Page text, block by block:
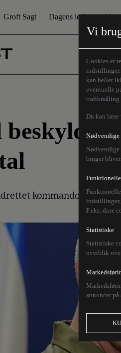
Vi
Cookies er
indstillinger.
kan heller
eventuelle
trafikmåling
Du kan
Nødvendige
Nødvendige
bruger
Funktionelle
indstillinger,
F.eks. dine
Statistiske
Statistiske
overblik
annoncer på
Groft Sagt Dagens leder
beskylder
kommando-og